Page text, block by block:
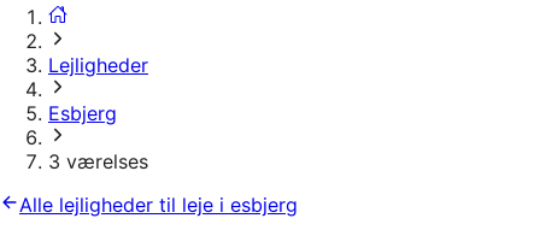
Lejligheder
Esbjerg
3 værelses
Alle lejligheder til leje i esbjerg